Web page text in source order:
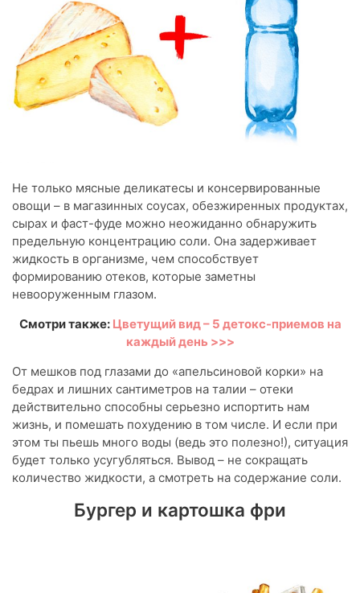
Не только мясные деликатесы и консервированные
овощи – в магазинных соусах, обезжиренных продуктах,
сырах и фаст-фуде можно неожиданно обнаружить
предельную концентрацию соли. Она задерживает
жидкость в организме, чем способствует
формированию отеков, которые заметны
невооруженным глазом.
Смотри также: Цветущий вид – 5 детокс-приемов на
каждый день >>>
От мешков под глазами до «апельсиновой корки» на
бедрах и лишних сантиметров на талии – отеки
действительно способны серьезно испортить нам
жизнь, и помешать похудению в том числе. И если при
этом ты пьешь много воды (ведь это полезно!), ситуация
будет только усугубляться. Вывод – не сокращать
количество жидкости, а смотреть на содержание соли.
Бургер и картошка фри